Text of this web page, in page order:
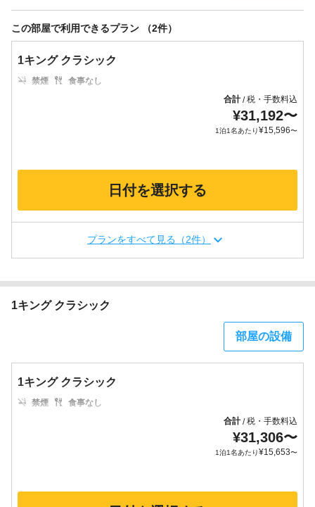
この部屋で利用できるプラン （2件）
1キング クラシック
禁煙
食事なし
合計/税・手数料込
¥31,192〜
1泊1名あたり¥15,596〜
日付を選択する
プランをすべて見る（2件）
1キング クラシック
部屋の設備
1キング クラシック
禁煙
食事なし
合計/税・手数料込
¥31,306〜
1泊1名あたり¥15,653〜